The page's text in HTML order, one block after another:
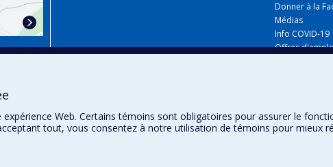
Donner à la
Médias
Info COVID-19
Offres
Web. Certains témoins sont obligatoires pour assurer le
tout, vous consentez à notre utilisation de témoins pour mieux